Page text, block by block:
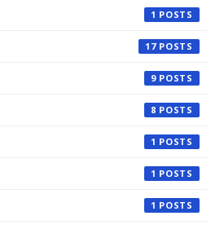
1
17
9
8
1
1
1